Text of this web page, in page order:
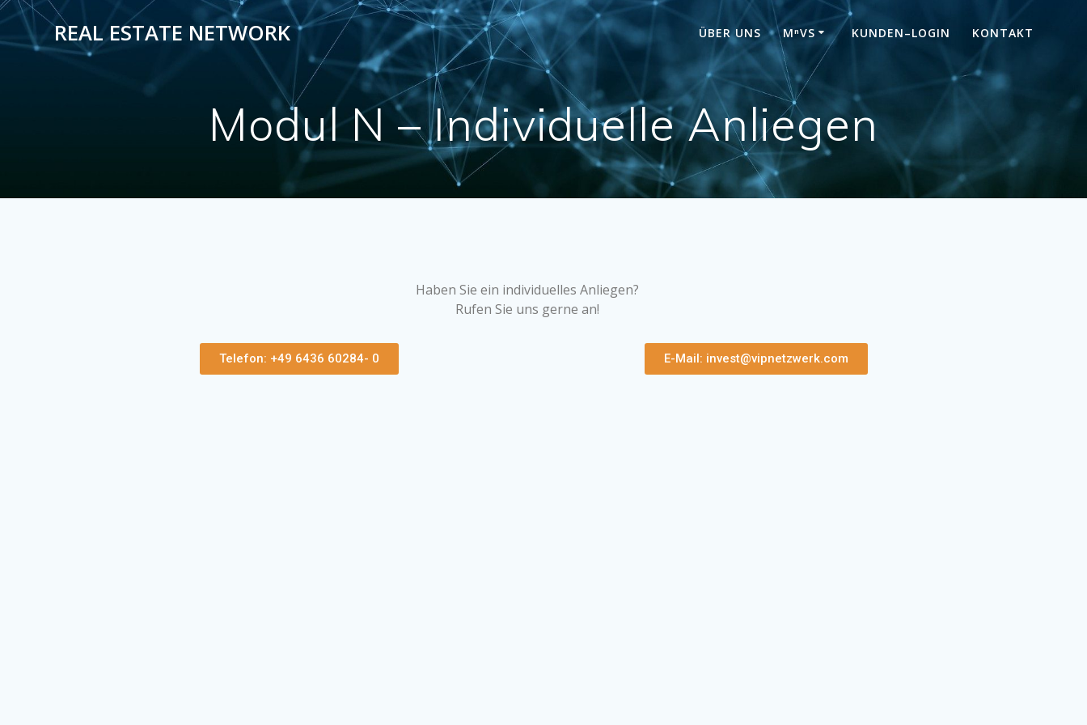
REAL ESTATE NETWORK ÜBER UNS MⁿVS KUNDEN–LOGIN KONTAKT
Modul N – Individuelle Anliegen
Haben Sie ein individuelles Anliegen?
Rufen Sie uns gerne an!
Telefon: +49 6436 60284- 0 E-Mail: invest@vipnetzwerk.com